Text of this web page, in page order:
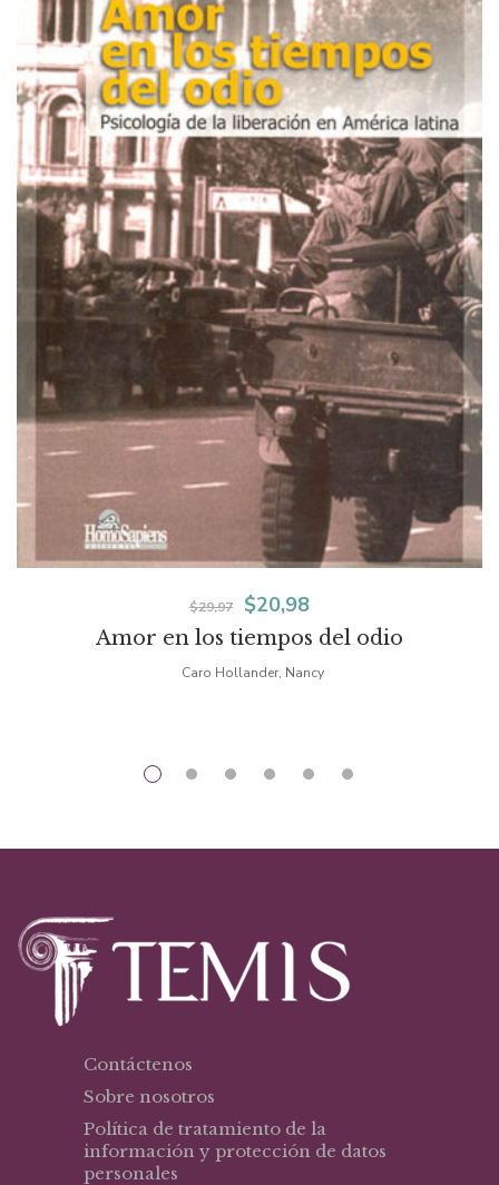
Amor en los tiempos del odio
$29,97
El
precio
original
$29,97.
$20,98El
precio
actual
$20,98.
Caro Hollander, Nancy
Contáctenos
Sobre nosotros
Política de tratamiento de la
información y protección de datos
personales